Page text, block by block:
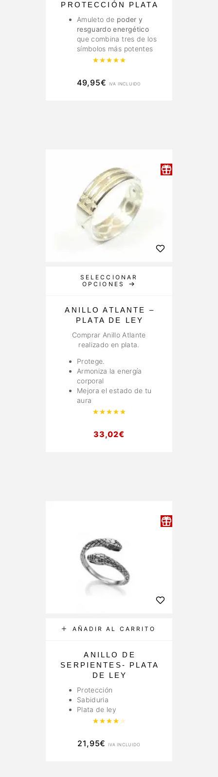
PROTECCIÓN PLATA
Amuleto de poder y
resguardo energético
que combina tres de los
símbolos más potentes
Valorado con
49,95€ IVA INCLUIDO
SELECCIONAR
OPCIONES
ANILLO ATLANTE –
PLATA DE LEY
Comprar Anillo Atlante
realizado en plata.
Protege.
Armoniza la energía
corporal
Mejora el estado de tu
aura
Valorado con
33,02€
AÑADIR AL CARRITO
ANILLO DE
SERPIENTES- PLATA
DE LEY
Protección
Sabiduria
Plata de ley
Valorado con
21,95€ IVA INCLUIDO